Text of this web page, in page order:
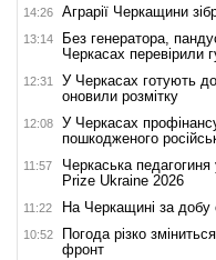
14:26 Аграрії Черкащини
13:14
Без генератора,
Черкасах перевірили
12:31
У Черкасах готують
оновили розмітку
12:08
У Черкасах
пошкодженого
11:57
Черкаська
Prize Ukraine 2026
11:22 На Черкащині за
10:52
Погода різко
фронт